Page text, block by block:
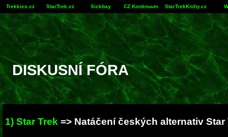
Trekkies.cz StarTrek.cz Sickbay CZ Kontinuum StarTrekKnihy.cz
DISKUSNÍ FÓRA
1) Star Trek => Natáčení českých alternativ Star